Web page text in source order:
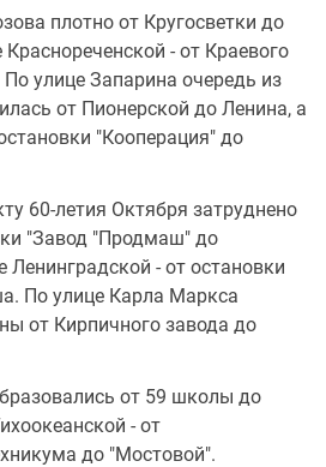
плотно от Кругосветки до
- от Краевого
улице Запарина очередь из
от Пионерской до Ленина, а
"Кооперация" до
60-летия Октября затруднено
"Завод "Продмаш" до
Ленинградской - от остановки
По улице Карла Маркса
от Кирпичного завода до
от 59 школы до
- от
до "Мостовой".